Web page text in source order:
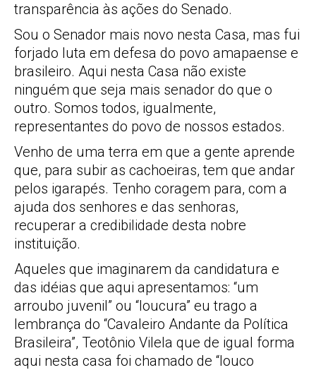
transparência às ações do Senado.
Sou o Senador mais novo nesta Casa, mas fui
forjado luta em defesa do povo amapaense e
brasileiro. Aqui nesta Casa não existe
ninguém que seja mais senador do que o
outro. Somos todos, igualmente,
representantes do povo de nossos estados.
Venho de uma terra em que a gente aprende
que, para subir as cachoeiras, tem que andar
pelos igarapés. Tenho coragem para, com a
ajuda dos senhores e das senhoras,
recuperar a credibilidade desta nobre
instituição.
Aqueles que imaginarem da candidatura e
das idéias que aqui apresentamos: “um
arroubo juvenil” ou “loucura” eu trago a
lembrança do “Cavaleiro Andante da Política
Brasileira”, Teotônio Vilela que de igual forma
aqui nesta casa foi chamado de “louco